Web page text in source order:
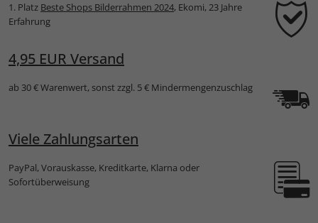
1. Platz Beste Shops Bilderrahmen 2024, Ekomi, 23 Jahre
Erfahrung
4,95 EUR Versand
ab 30 € Warenwert, sonst zzgl. 5 € Mindermengenzuschlag
Viele Zahlungsarten
PayPal, Vorauskasse, Kreditkarte, Klarna oder
Sofortüberweisung